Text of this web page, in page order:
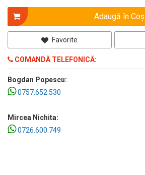
Adaugă în Coş
Favorite
COMANDĂ TELEFONICĂ:
Bogdan Popescu:
0757.652.530
Mircea Nichita:
0726.600.749